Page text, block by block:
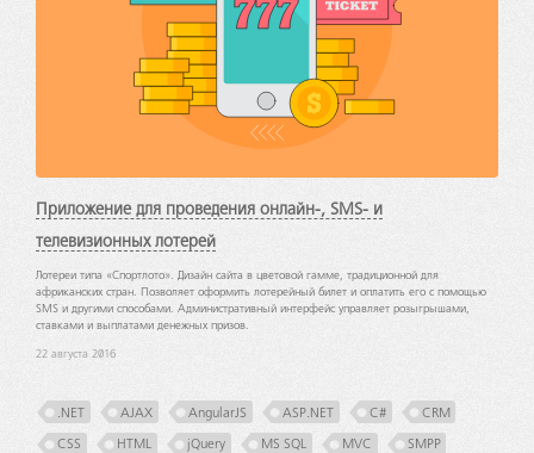
Приложение для проведения онлайн-, SMS- и
телевизионных лотерей
Лотереи типа «Спортлото». Дизайн сайта в цветовой гамме, традиционной для
африканских стран. Позволяет оформить лотерейный билет и оплатить его с помощью
SMS и другими способами. Административный интерфейс управляет розыгрышами,
ставками и выплатами денежных призов.
22 августа 2016
.NET AJAX AngularJS ASP.NET C# CRM
CSS HTML jQuery MS SQL MVC SMPP